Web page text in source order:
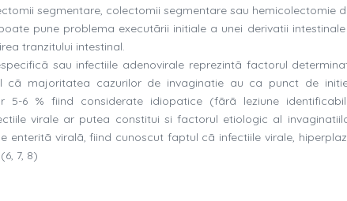
segmentare, colectomii segmentare sau hemicolectomie
pune problema executãrii initiale a unei derivatii
tranzitului intestinal.
sau infectiile adenovirale reprezintã factorul
cã majoritatea cazurilor de invaginatie au ca punct de
6 % fiind considerate idiopatice (fãrã leziune
virale ar putea constitui si factorul etiologic al
enteritã viralã, fiind cunoscut faptul cã infectiile virale,
7, 8)